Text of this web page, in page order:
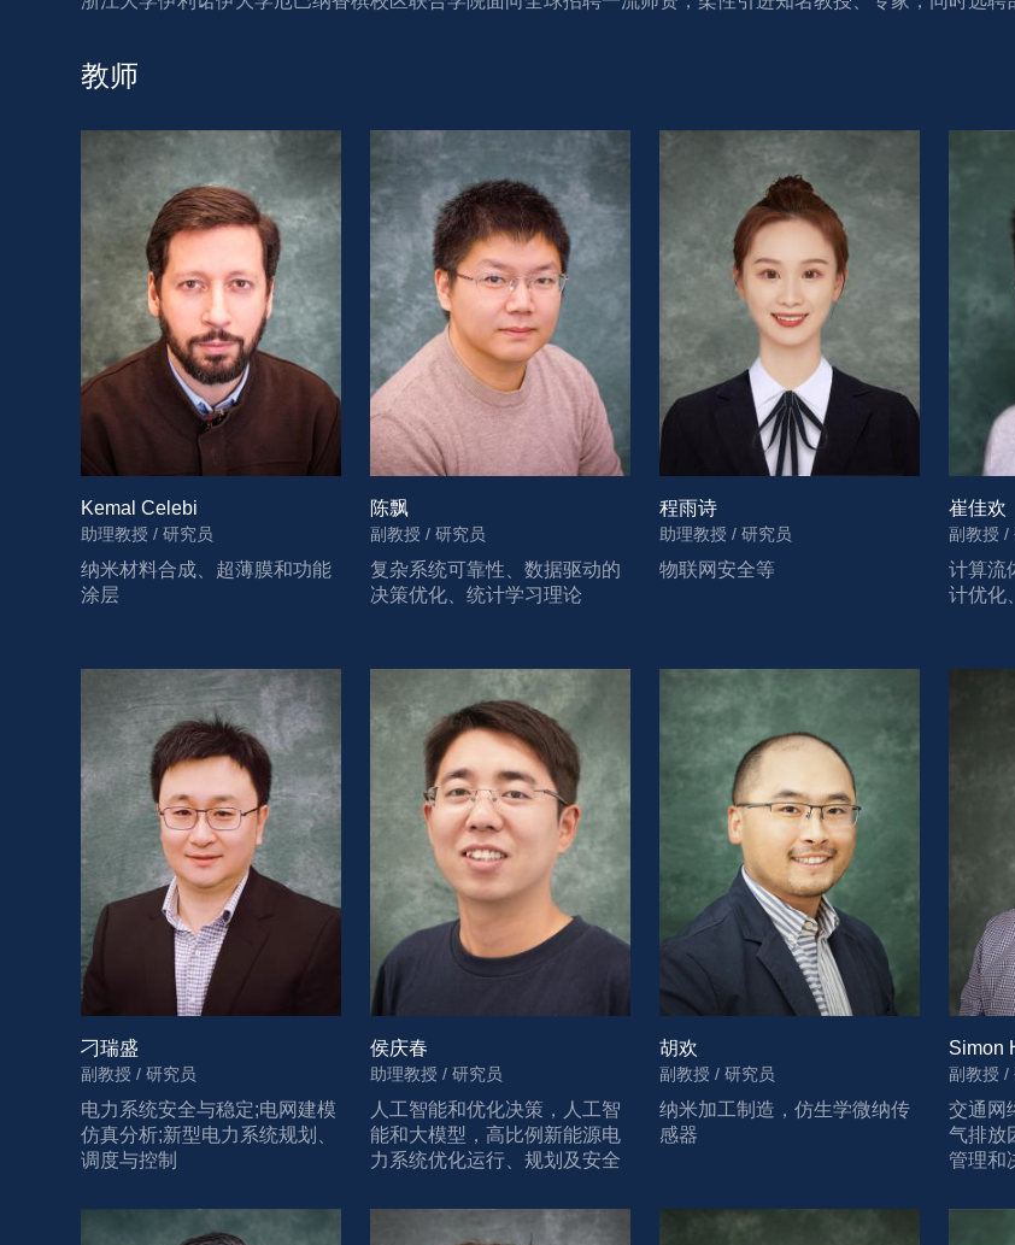
教师
Kemal Celebi
助理教授 / 研究员
纳米材料合成、超薄膜和功能
涂层
陈飘
副教授 / 研究员
复杂系统可靠性、数据驱动的
决策优化、统计学习理论
程雨诗
助理教授 / 研究员
物联网安全等
崔佳欢
副教授 /
计算流
计优化
刁瑞盛
副教授 / 研究员
电力系统安全与稳定;电网建模
仿真分析;新型电力系统规划、
调度与控制
侯庆春
助理教授 / 研究员
人工智能和优化决策，人工智
能和大模型，高比例新能源电
力系统优化运行、规划及安全
物流
胡欢
副教授 / 研究员
纳米加工制造，仿生学微纳传
感器
Simon
副教授 /
交通网
气排放
管理和